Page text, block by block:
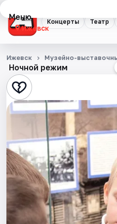
Концерты Театр
Меню
Ижевск
Концерты
Театр
Стендап
Экскурсии
Спорт
События
Города
Ночной режим
Ижевск Музейно-